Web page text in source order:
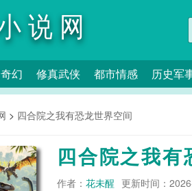
说网
幻 修真武侠 都市情感 历史军
> 四合院之我有恐龙世界空间
四合院之我有
作者： 花未醒 更新时间：